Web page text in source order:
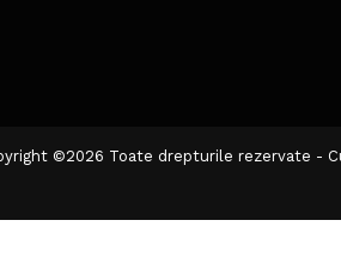
©2026 Toate drepturile rezervate -